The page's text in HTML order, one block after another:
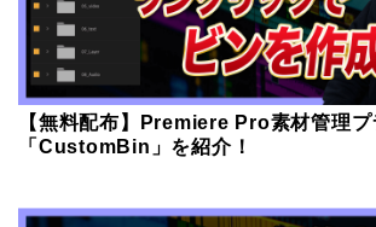
【無料配布】Premiere Pro素材管理プ
「CustomBin」を紹介！